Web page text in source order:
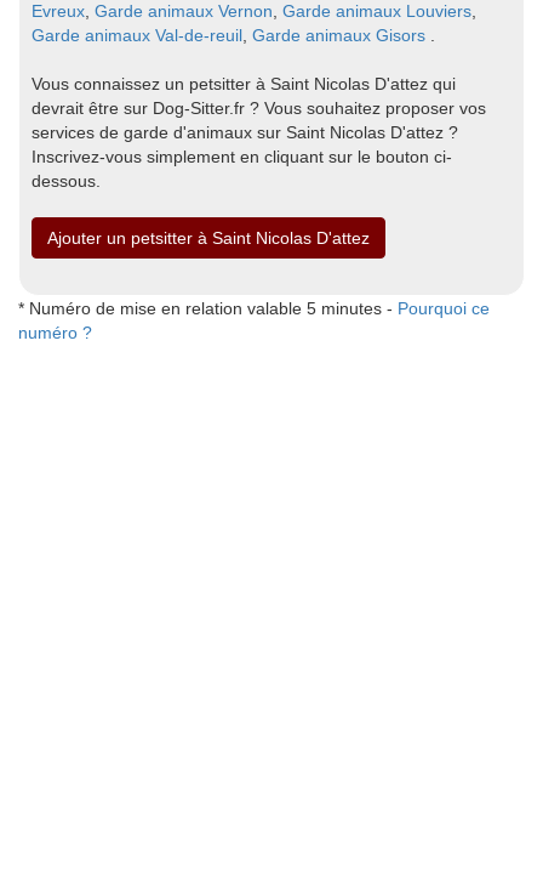
Evreux Garde animaux Vernon Garde animaux Louviers
Garde animaux Val-de-reuil Garde animaux Gisors
Vous connaissez un petsitter à Saint Nicolas D'attez qui
devrait être sur Dog-Sitter.fr ? Vous souhaitez proposer vos
services de garde d'animaux sur Saint Nicolas D'attez ?
Inscrivez-vous simplement en cliquant sur le bouton ci-
dessous.
Ajouter un petsitter à Saint Nicolas D'attez
* Numéro de mise en relation valable 5 minutes - Pourquoi ce
numéro ?